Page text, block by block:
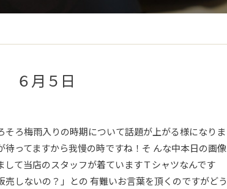
６月５日
ろ梅雨入りの時期について話題が上がる様になりま
待ってますから我慢の時ですね！そ んな中本日の画像
て当店のスタッフが着ていますＴシャツなんです
しないの？」との 有難いお言葉を頂くのですがどう